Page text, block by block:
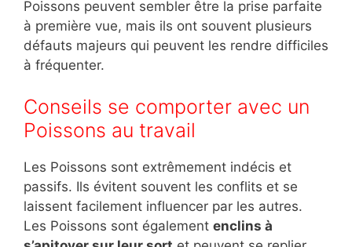
Poissons peuvent sembler être la prise parfaite
à première vue, mais ils ont souvent plusieurs
défauts majeurs qui peuvent les rendre difficiles
à fréquenter.
Conseils se comporter avec un
Poissons au travail
Les Poissons sont extrêmement indécis et
passifs. Ils évitent souvent les conflits et se
laissent facilement influencer par les autres.
Les Poissons sont également enclins à